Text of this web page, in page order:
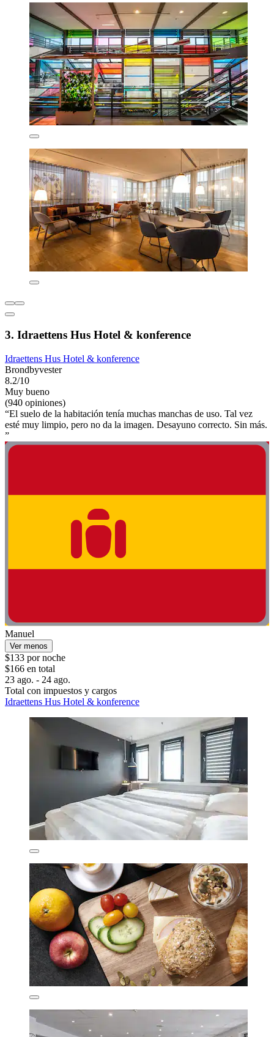
3. Idraettens Hus Hotel & konference
Idraettens Hus Hotel & konference
Brondbyvester
8.2/10
Muy bueno
(940 opiniones)
“El suelo de la habitación tenía muchas manchas de uso. Tal vez
esté muy limpio, pero no da la imagen. Desayuno correcto. Sin más.
”
Manuel
Ver menos
$133 por noche
$166 en total
23 ago. - 24 ago.
Total con impuestos y cargos
Idraettens Hus Hotel & konference